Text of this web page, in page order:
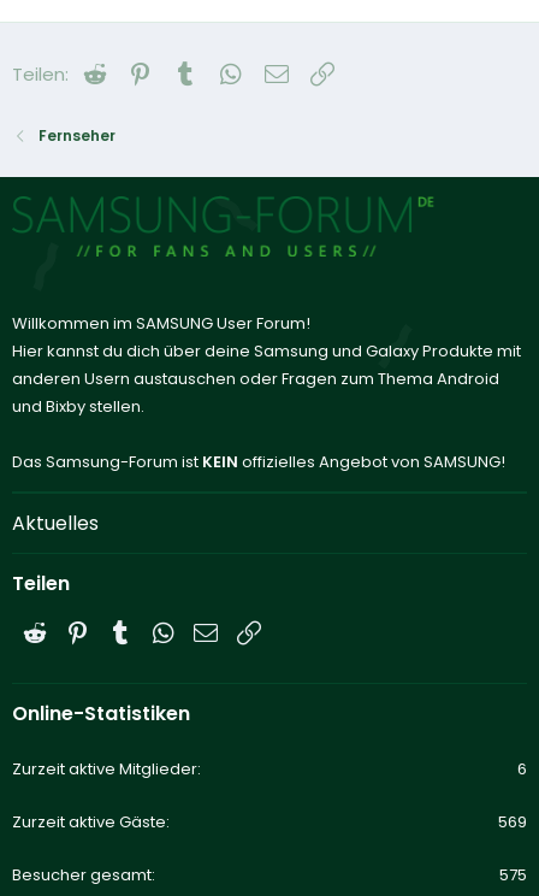
Teilen: Reddit Pinterest
Tumblr WhatsApp
E-Mail
Fernseher
Willkommen im SAMSUNG User Forum!
Hier kannst du dich über deine Samsung und Galaxy Produkte mit
anderen Usern austauschen oder Fragen zum Thema Android
und Bixby stellen.
Das Samsung-Forum ist KEIN offizielles Angebot von SAMSUNG!
Aktuelles
Teilen
Reddit PinterestTumblrWhatsApp
E-Mail
Online-Statistiken
Zurzeit aktive Mitglieder 6
Zurzeit aktive Gäste 569
Besucher gesamt 575